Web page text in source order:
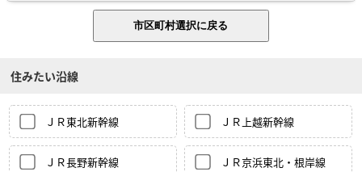
住みたい沿線
ＪＲ東北新幹線 ＪＲ上越新幹線
ＪＲ長野新幹線 ＪＲ京浜東北・根岸線